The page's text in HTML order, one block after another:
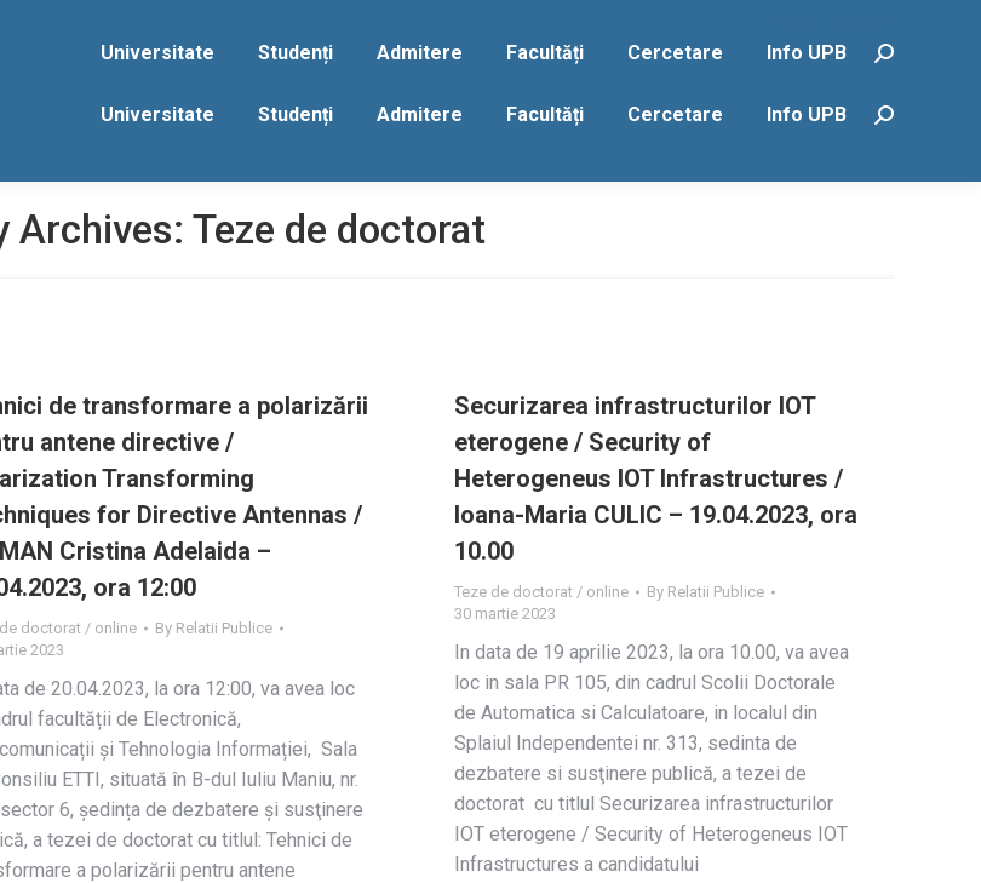
opensopens
Instagram
page
opens
YouTube
opens
Universitate Studenți Admitere Facultăți Cercetare Info UPB Search:
Archives: Teze de doctorat
de transformare a polarizării
antene directive /
Transforming
for Directive Antennas /
Cristina Adelaida –
ora 12:00
doctorat / online By Relatii Publice
2023
de 20.04.2023, la ora 12:00, va avea loc
facultății de Electronică,
și Tehnologia Informației, Sala
ETTI, situată în B-dul Iuliu Maniu, nr.
6, ședința de dezbatere și susţinere
a tezei de doctorat cu titlul: Tehnici de
a polarizării pentru antene
Securizarea infrastructurilor IOT
eterogene / Security of
Heterogeneus IOT Infrastructures /
Ioana-Maria CULIC – 19.04.2023, ora
10.00
Teze de doctorat / online By Relatii Publice
30 martie 2023
In data de 19 aprilie 2023, la ora 10.00, va avea
loc in sala PR 105, din cadrul Scolii Doctorale
de Automatica si Calculatoare, in localul din
Splaiul Independentei nr. 313, sedinta de
dezbatere si susţinere publică, a tezei de
doctorat cu titlul Securizarea infrastructurilor
IOT eterogene / Security of Heterogeneus IOT
Infrastructures a candidatului
Universitate Studenți Admitere Facultăți Cercetare Info UPB Search: